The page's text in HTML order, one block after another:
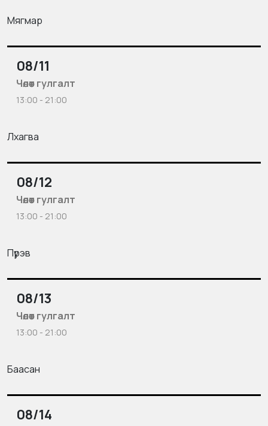
Мягмар
08/11
Чөлөөт гулгалт
13:00 - 21:00
Лхагва
08/12
Чөлөөт гулгалт
13:00 - 21:00
Пүрэв
08/13
Чөлөөт гулгалт
13:00 - 21:00
Баасан
08/14